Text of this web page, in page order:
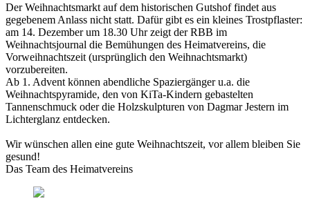
Der Weihnachtsmarkt auf dem historischen Gutshof findet aus
gegebenem Anlass nicht statt. Dafür gibt es ein kleines Trostpflaster:
am 14. Dezember um 18.30 Uhr zeigt der RBB im
Weihnachtsjournal die Bemühungen des Heimatvereins, die
Vorweihnachtszeit (ursprünglich den Weihnachtsmarkt)
vorzubereiten.
Ab 1. Advent können abendliche Spaziergänger u.a. die
Weihnachtspyramide, den von KiTa-Kindern gebastelten
Tannenschmuck oder die Holzskulpturen von Dagmar Jestern im
Lichterglanz entdecken.
Wir wünschen allen eine gute Weihnachtszeit, vor allem bleiben Sie
gesund!
Das Team des Heimatvereins